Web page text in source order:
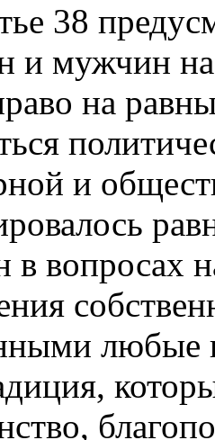
38
и мужчин на
на
и
вопросах
любые